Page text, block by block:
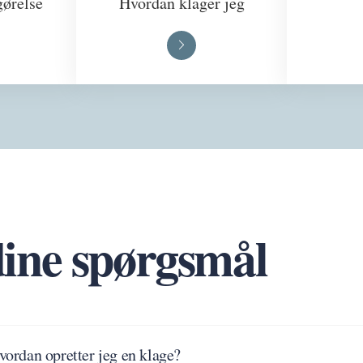
spørgsmål
opretter jeg en klage?